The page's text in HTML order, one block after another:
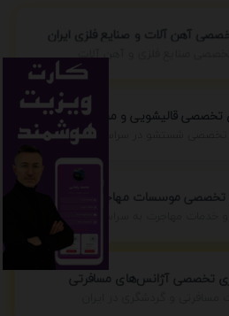
آهن آلات و صنایع فلزی ایران
تخصصی صنایع فلزی و آهن آلات
تخصصی قالیشویی و مبل شویی
تخصصی شستشو در سراسر ایران
تخصصی موسسات مهاجرتی ایران
و خدمات مهاجرت به سراسر جهان
تخصصی آژانس‌های مسافرتی